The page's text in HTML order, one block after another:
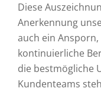
Diese
Anerkennung
auch ein
kontinuierliche
die bestmögliche
Kundenteams